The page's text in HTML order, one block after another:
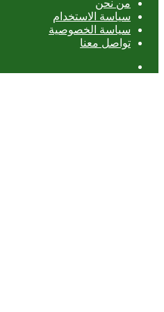
من نحن
سياسة الاستخدام
سياسة الخصوصية
تواصل معنا